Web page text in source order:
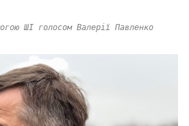
ШІ голосом Валерії Павленко